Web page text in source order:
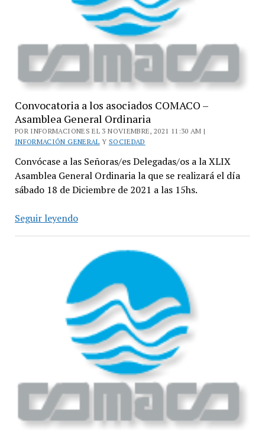
Convocatoria a los asociados COMACO –
Asamblea General Ordinaria
POR INFORMACIONES EL 3 NOVIEMBRE, 2021 11:30 AM |
INFORMACIÓN GENERAL Y SOCIEDAD
Convócase a las Señoras/es Delegadas/os a la XLIX
Asamblea General Ordinaria la que se realizará el día
sábado 18 de Diciembre de 2021 a las 15hs.
Seguir leyendoConvocatoria
asociados
COMACO
Asamblea
General
Ordinaria